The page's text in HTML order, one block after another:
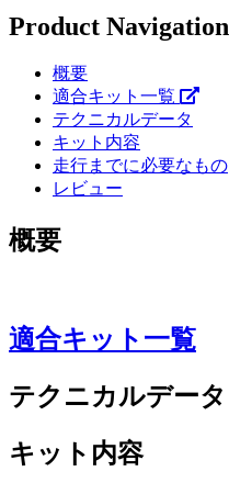
Product Navigation
概要
適合キット一覧
テクニカルデータ
キット内容
走行までに必要なもの
レビュー
概要
適合キット一覧
テクニカルデータ
キット内容